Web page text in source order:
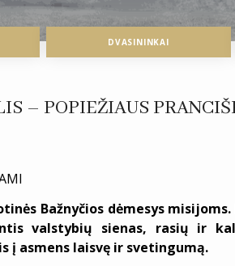
DVASININKAI
– POPIEŽIAUS
Bažnyčios dėmesys
valstybių sienas, rasių ir
į asmens laisvę ir svetingumą.